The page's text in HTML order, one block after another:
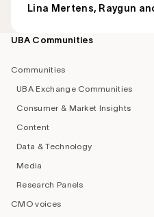
Lina Mertens, Raygun
Footer
UBA Communities
Communities
UBA Exchange Communities
Consumer & Market Insights
Content
Data & Technology
Media
Research Panels
CMO voices